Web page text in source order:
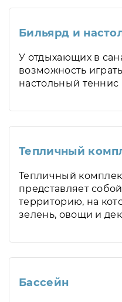
Бильярд и
У отдыхающих в
возможность
настольный теннис
Тепличный
Тепличный
представляет
территорию, на
зелень, овощи и
Бассейн